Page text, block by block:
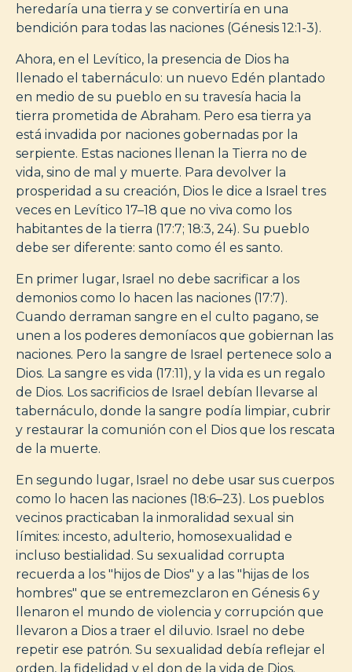
heredaría una tierra y se convertiría en una
bendición para todas las naciones (Génesis 12:1-3).
Ahora, en el Levítico, la presencia de Dios ha
llenado el tabernáculo: un nuevo Edén plantado
en medio de su pueblo en su travesía hacia la
tierra prometida de Abraham. Pero esa tierra ya
está invadida por naciones gobernadas por la
serpiente. Estas naciones llenan la Tierra no de
vida, sino de mal y muerte. Para devolver la
prosperidad a su creación, Dios le dice a Israel tres
veces en Levítico 17–18 que no viva como los
habitantes de la tierra (17:7; 18:3, 24). Su pueblo
debe ser diferente: santo como él es santo.
En primer lugar, Israel no debe sacrificar a los
demonios como lo hacen las naciones (17:7).
Cuando derraman sangre en el culto pagano, se
unen a los poderes demoníacos que gobiernan las
naciones. Pero la sangre de Israel pertenece solo a
Dios. La sangre es vida (17:11), y la vida es un regalo
de Dios. Los sacrificios de Israel debían llevarse al
tabernáculo, donde la sangre podía limpiar, cubrir
y restaurar la comunión con el Dios que los rescata
de la muerte.
En segundo lugar, Israel no debe usar sus cuerpos
como lo hacen las naciones (18:6–23). Los pueblos
vecinos practicaban la inmoralidad sexual sin
límites: incesto, adulterio, homosexualidad e
incluso bestialidad. Su sexualidad corrupta
recuerda a los "hijos de Dios" y a las "hijas de los
hombres" que se entremezclaron en Génesis 6 y
llenaron el mundo de violencia y corrupción que
llevaron a Dios a traer el diluvio. Israel no debe
repetir ese patrón. Su sexualidad debía reflejar el
orden, la fidelidad y el don de la vida de Dios.